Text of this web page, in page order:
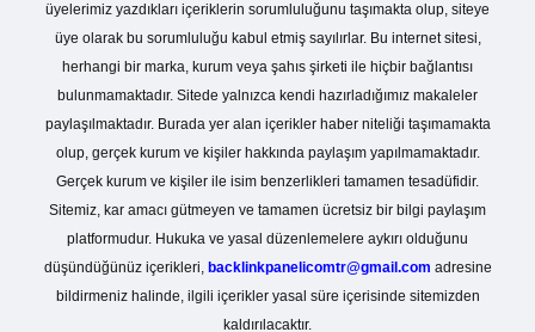
üyelerimiz yazdıkları içeriklerin sorumluluğunu taşımakta olup, siteye
üye olarak bu sorumluluğu kabul etmiş sayılırlar. Bu internet sitesi,
herhangi bir marka, kurum veya şahıs şirketi ile hiçbir bağlantısı
bulunmamaktadır. Sitede yalnızca kendi hazırladığımız makaleler
paylaşılmaktadır. Burada yer alan içerikler haber niteliği taşımamakta
olup, gerçek kurum ve kişiler hakkında paylaşım yapılmamaktadır.
Gerçek kurum ve kişiler ile isim benzerlikleri tamamen tesadüfidir.
Sitemiz, kar amacı gütmeyen ve tamamen ücretsiz bir bilgi paylaşım
platformudur. Hukuka ve yasal düzenlemelere aykırı olduğunu
düşündüğünüz içerikleri, backlinkpanelicomtr@gmail.com adresine
bildirmeniz halinde, ilgili içerikler yasal süre içerisinde sitemizden
kaldırılacaktır.